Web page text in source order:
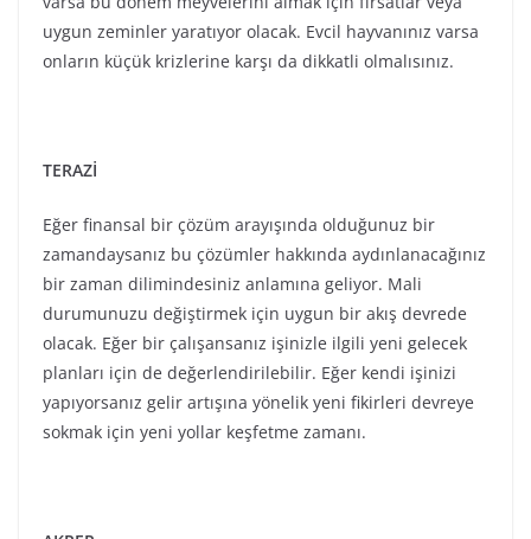
sokmak için yeni yollar keşfetme zamanı.
Ortaklıklar, evlilik ve açık düşmanlıklarla ilgili bir
kadar veriyorum?” sorgulamasını bu devrede çokça
yapacaksınız. “Öteki” ile bir çıkar dengelenmesi zamanı
ve uzlaşma ihtiyacı. Bu dolunay, eğer yalnız olan bir
Akrepseniz, yeni bir ilişki fırsatını da yaratabilir
(astrolojik haritanız müsaitse).